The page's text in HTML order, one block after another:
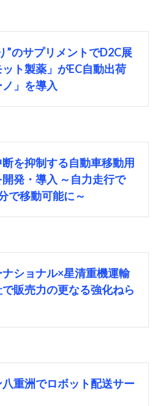
”のサプリメントでD2C展
ト製薬」がEC自動出荷
」を導入
を抑制する自動車移動用
開発・導入 ～自力走行で
で移動可能に～
ナショナル×星清重機運輸
販売力の更なる強化ねら
重洲でロボット配送サー